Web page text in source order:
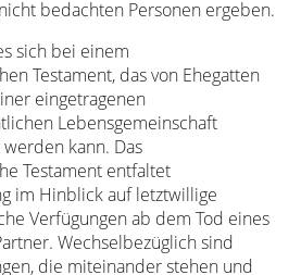
bedachten Personen ergeben.
sich bei einem
Testament, das von Ehegatten
eingetragenen
Lebensgemeinschaft
kann. Das
Testament entfaltet
im Hinblick auf letztwillige
Verfügungen ab dem Tod eines
Wechselbezüglich sind
die miteinander stehen und